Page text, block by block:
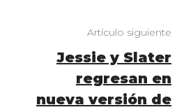
Artículo siguiente
Jessie y Slater
regresan en
nueva versión de